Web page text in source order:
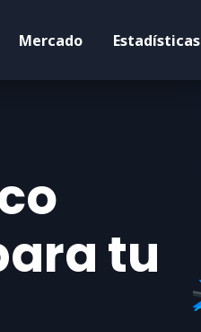
Mercado Estadísticas
tu